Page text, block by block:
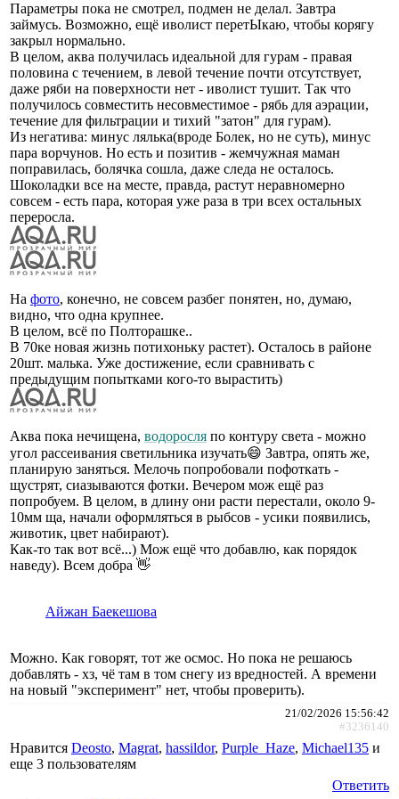
Параметры пока не смотрел, подмен не делал. Завтра
займусь. Возможно, ещё иволист перетЫкаю, чтобы корягу
закрыл нормально.
В целом, аква получилась идеальной для гурам - правая
половина с течением, в левой течение почти отсутствует,
даже ряби на поверхности нет - иволист тушит. Так что
получилось совместить несовместимое - рябь для аэрации,
течение для фильтрации и тихий "затон" для гурам).
Из негатива: минус лялька(вроде Болек, но не суть), минус
пара ворчунов. Но есть и позитив - жемчужная маман
поправилась, болячка сошла, даже следа не осталось.
Шоколадки все на месте, правда, растут неравномерно
совсем - есть пара, которая уже раза в три всех остальных
переросла.
На фото, конечно, не совсем разбег понятен, но, думаю,
видно, что одна крупнее.
В целом, всё по Полторашке..
В 70ке новая жизнь потихоньку растет). Осталось в районе
20шт. малька. Уже достижение, если сравнивать с
предыдущим попытками кого-то вырастить)
Аква пока нечищена, водоросля по контуру света - можно
угол рассеивания светильника изучать😄 Завтра, опять же,
планирую заняться. Мелочь попробовали пофоткать -
щустрят, сиазываются фотки. Вечером мож ещё раз
попробуем. В целом, в длину они расти перестали, около 9-
10мм ща, начали оформляться в рыбсов - усики появились,
животик, цвет набирают).
Как-то так вот всё...) Мож ещё что добавлю, как порядок
наведу). Всем добра 👋
Айжан Баекешова
Можно. Как говорят, тот же осмос. Но пока не решаюсь
добавлять - хз, чё там в том снегу из вредностей. А времени
на новый "эксперимент" нет, чтобы проверить).
21/02/2026 15:56:42
#3236140
Нравится Deosto, Magrat, hassildor, Purple_Haze, Michael135 и
еще 3 пользователям
Ответить